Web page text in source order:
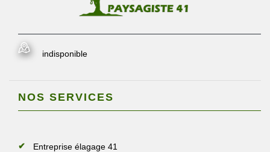
indisponible
NOS SERVICES
Entreprise élagage 41